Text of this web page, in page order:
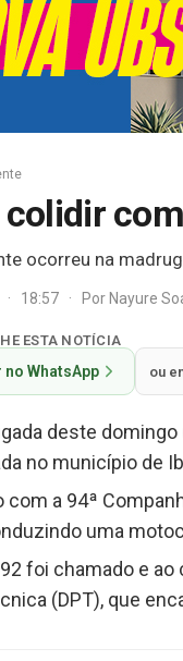
ocorreu na
· 18:57 · PorNayure
ESTA NOTÍCIA
no WhatsApp ou
deste
no município de
com a 94ª
uma
foi chamado e
(DPT), que